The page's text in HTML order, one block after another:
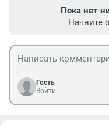
Пока нет
Начните
Гость
Войти